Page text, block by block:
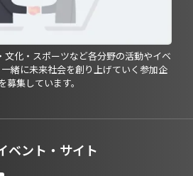
文化・スポーツなど各分野の活動やイベ
緒に未来社会を創り上げていく参加企
募集しています。
ベント・サイト